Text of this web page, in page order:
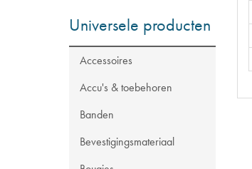
Universele producten
Accessoires
Accu's & toebehoren
Banden
Bevestigingsmateriaal